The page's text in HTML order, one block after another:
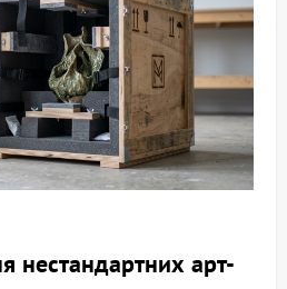
нестандартних арт-